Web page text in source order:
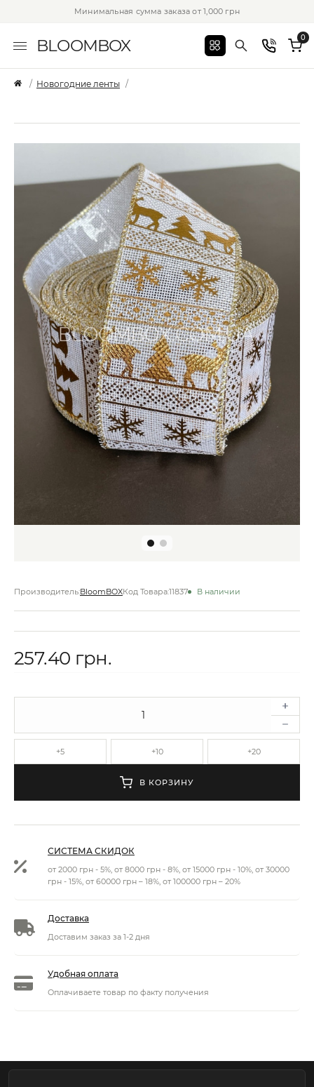
Минимальная сумма заказа от 1,000 грн
BLOOMBOX 0
Новогодние ленты
Производитель:BloomBOXКод Товара:11837 В наличии
257.40 грн.
+5 +10 +20
В КОРЗИНУ
СИСТЕМА СКИДОК
от 2000 грн - 5%, от 8000 грн - 8%, от 15000 грн - 10%, от 30000
грн - 15%, от 60000 грн – 18%, от 100000 грн – 20%
Доставка
Доставим заказ за 1-2 дня
Удобная оплата
Оплачиваете товар по факту получения